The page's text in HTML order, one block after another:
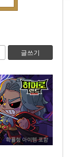
글쓰기